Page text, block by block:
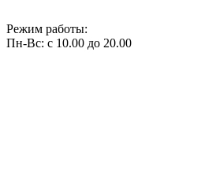
Режим работы:
Пн-Вс: с 10.00 до 20.00